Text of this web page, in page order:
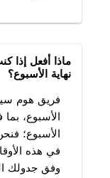
ماذا أفعل إذا
نهاية الأسبوع؟
فريق هوم
الأسبوع،
الأسبوع؛
في هذه
وفق جدولك